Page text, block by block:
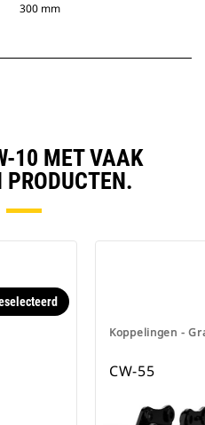
300 mm
10 MET VAAK
PRODUCTEN.
Koppelingen -
CW-55